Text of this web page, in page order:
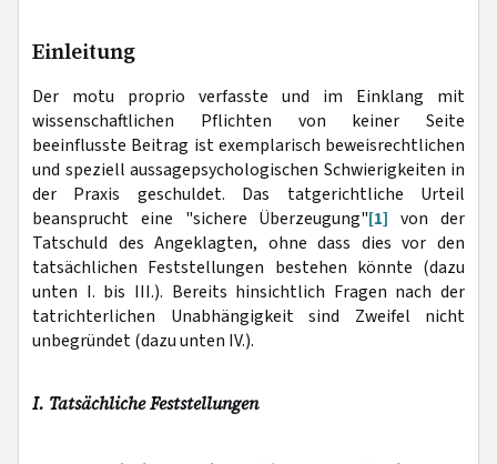
Einleitung
Der motu proprio verfasste und im Einklang mit
wissenschaftlichen Pflichten von keiner Seite
beeinflusste Beitrag ist exemplarisch beweisrechtlichen
und speziell aussagepsychologischen Schwierigkeiten in
der Praxis geschuldet. Das tatgerichtliche Urteil
beansprucht eine "sichere Überzeugung"[1]von der
Tatschuld des Angeklagten, ohne dass dies vor den
tatsächlichen Feststellungen bestehen könnte (dazu
unten I. bis III.). Bereits hinsichtlich Fragen nach der
tatrichterlichen Unabhängigkeit sind Zweifel nicht
unbegründet (dazu unten IV.).
I. Tatsächliche Feststellungen